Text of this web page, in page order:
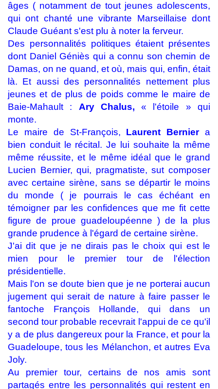
âges ( notamment de tout jeunes adolescents,
qui ont chanté une vibrante Marseillaise dont
Claude Guéant s'est plu à noter la ferveur.
Des personnalités politiques étaient présentes
dont Daniel Géniès qui a connu son chemin de
Damas, on ne quand, et où, mais qui, enfin, était
là. Et aussi des personnalités nettement plus
jeunes et de plus de poids comme le maire de
Baie-Mahault : Ary Chalus, « l'étoile » qui
monte.
Le maire de St-François, Laurent Berniera
bien conduit le récital. Je lui souhaite la même
même réussite, et le même idéal que le grand
Lucien Bernier, qui, pragmatiste, sut composer
avec certaine sirène, sans se départir le moins
du monde ( je pourrais le cas échéant en
témoigner par les confidences que me fit cette
figure de proue guadeloupéenne ) de la plus
grande prudence à l'égard de certaine sirène.
J'ai dit que je ne dirais pas le choix qui est le
mien pour le premier tour de l'élection
présidentielle.
Mais l'on se doute bien que je ne porterai aucun
jugement qui serait de nature à faire passer le
fantoche François Hollande, qui dans un
second tour probable recevrait l'appui de ce qu'il
y a de plus dangereux pour la France, et pour la
Guadeloupe, tous les Mélanchon, et autres Eva
Joly.
Au premier tour, certains de nos amis sont
partagés entre les personnalités qui restent en